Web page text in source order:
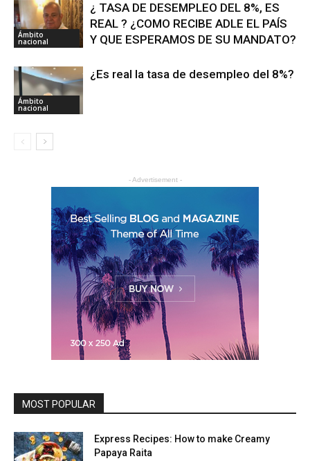
Ámbito
nacional
¿ TASA DE DESEMPLEO DEL 8%, ES
REAL ? ¿COMO RECIBE ADLE EL PAÍS
Y QUE ESPERAMOS DE SU MANDATO?
Ámbito
nacional
¿Es real la tasa de desempleo del 8%?
- Advertisement -
MOST POPULAR
Express Recipes: How to make Creamy
Papaya Raita